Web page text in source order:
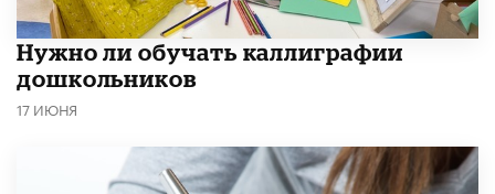
Нужно ли обучать каллиграфии
дошкольников
17 ИЮНЯ